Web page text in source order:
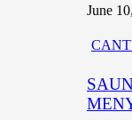
June